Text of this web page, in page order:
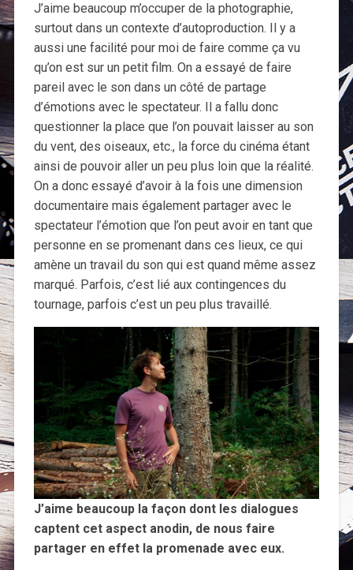
J’aime beaucoup m’occuper de la photographie,
surtout dans un contexte d’autoproduction. Il y a
aussi une facilité pour moi de faire comme ça vu
qu’on est sur un petit film. On a essayé de faire
pareil avec le son dans un côté de partage
d’émotions avec le spectateur. Il a fallu donc
questionner la place que l’on pouvait laisser au son
du vent, des oiseaux, etc., la force du cinéma étant
ainsi de pouvoir aller un peu plus loin que la réalité.
On a donc essayé d’avoir à la fois une dimension
documentaire mais également partager avec le
spectateur l’émotion que l’on peut avoir en tant que
personne en se promenant dans ces lieux, ce qui
amène un travail du son qui est quand même assez
marqué. Parfois, c’est lié aux contingences du
tournage, parfois c’est un peu plus travaillé.
J’aime beaucoup la façon dont les dialogues
captent cet aspect anodin, de nous faire
partager en effet la promenade avec eux.